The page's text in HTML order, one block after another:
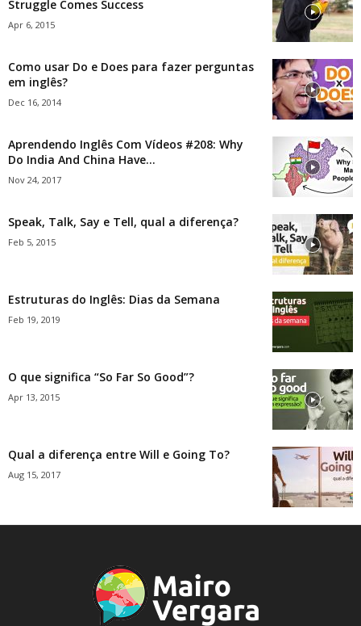
Struggle Comes Success
Apr 6, 2015
Como usar Do e Does para fazer perguntas
em inglês?
Dec 16, 2014
Aprendendo Inglês Com Vídeos #208: Why
Do India And China Have...
Nov 24, 2017
Speak, Talk, Say e Tell, qual a diferença?
Feb 5, 2015
Estruturas do Inglês: Dias da Semana
Feb 19, 2019
O que significa “So Far So Good”?
Apr 13, 2015
Qual a diferença entre Will e Going To?
Aug 15, 2017